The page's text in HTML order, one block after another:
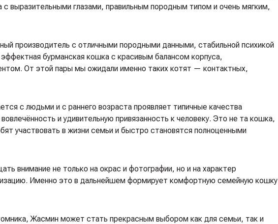
выразительными глазами, правильным породным типом и очень мягким,
производитель с отличными породными данными, стабильной психикой
бурманская кошка с красивым балансом корпуса,
От этой пары мы ожидали именно таких котят — контактных,
с людьми и с раннего возраста проявляет типичные качества
и удивительную привязанность к человеку. Это не та кошка,
участвовать в жизни семьи и быстро становятся полноценными
внимание не только на окрас и фотографии, но и на характер
Именно это в дальнейшем формирует комфортную семейную кошку
Жасмин может стать прекрасным выбором как для семьи, так и